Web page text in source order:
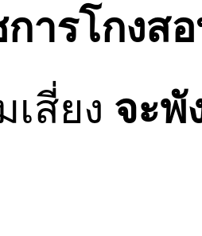
ารโกงส
สี่ยง จะพั